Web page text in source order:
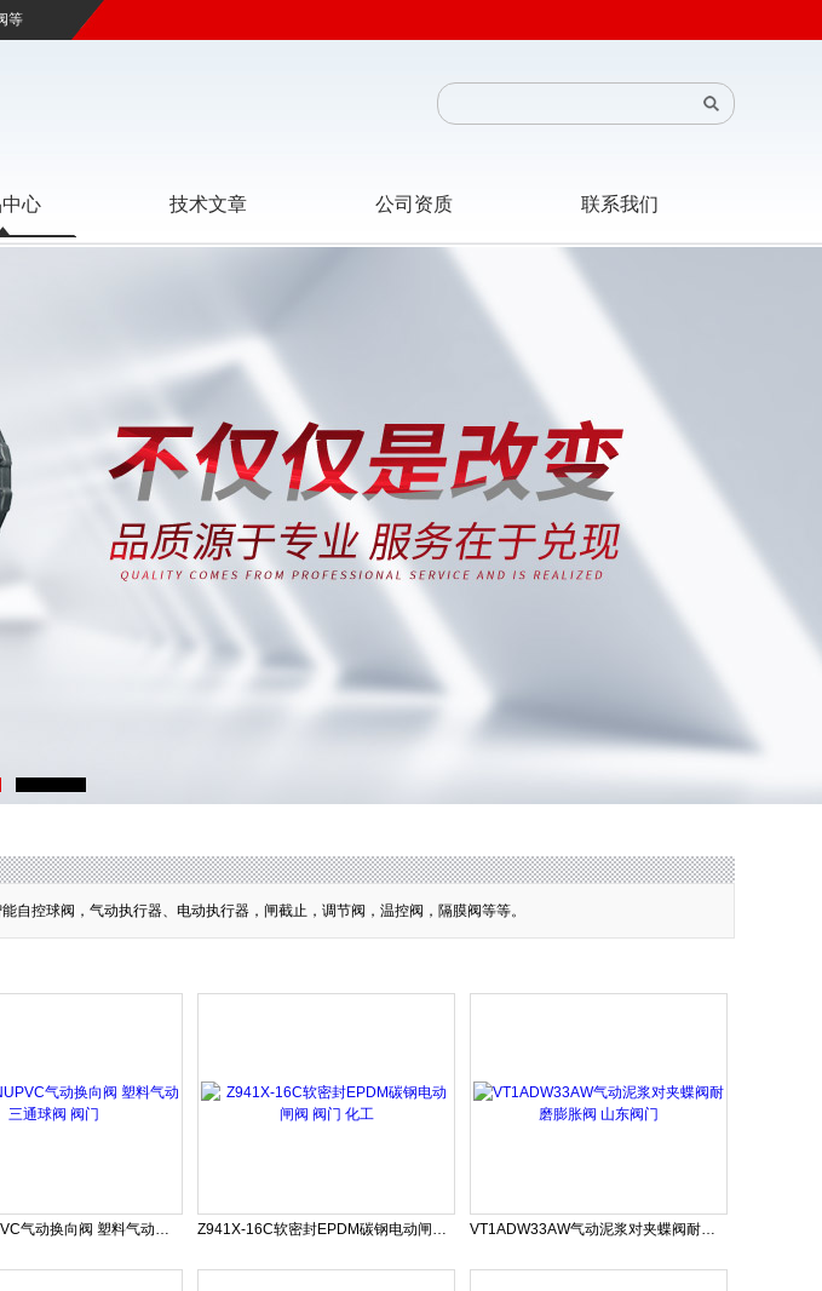
等
心 技术文章 公司资质 联系我们
自控球阀，气动执行器、电动执行器，闸截止，调节阀，温控阀，隔膜阀等等。
VATTENUPVC气动换向阀 塑料气动三通球阀 阀门 Z941X-16C软密封EPDM碳钢电动闸阀 阀门 化工 VT1ADW33AW气动泥浆对夹蝶阀耐磨膨胀阀 山东阀门